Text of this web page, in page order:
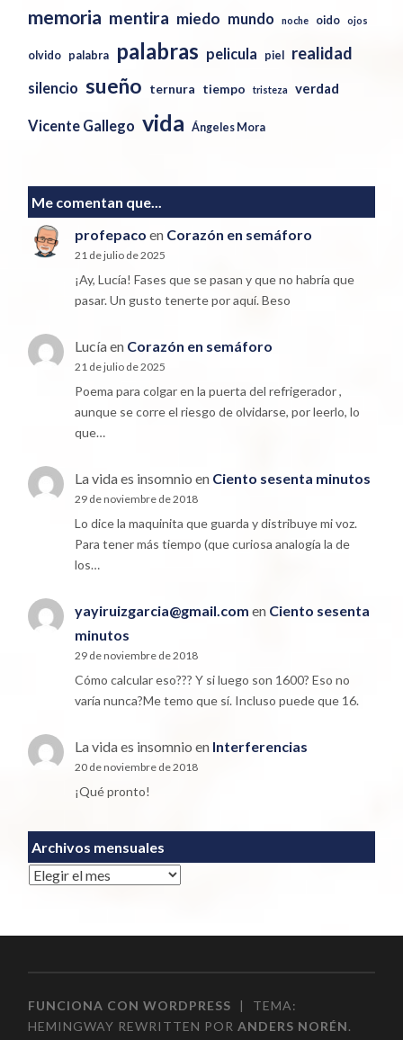
memoria mentira miedo mundo noche oido ojos
olvido palabra palabras pelicula piel realidad
silencio sueño ternura tiempo tristeza verdad
Vicente Gallego vida Ángeles Mora
Me comentan que...
profepaco en Corazón en semáforo
21 de julio de 2025
¡Ay, Lucía! Fases que se pasan y que no habría que
pasar. Un gusto tenerte por aquí. Beso
Lucíaen Corazón en semáforo
21 de julio de 2025
Poema para colgar en la puerta del refrigerador ,
aunque se corre el riesgo de olvidarse, por leerlo, lo
que…
La vida es insomnio en Ciento sesenta minutos
29 de noviembre de 2018
Lo dice la maquinita que guarda y distribuye mi voz.
Para tener más tiempo (que curiosa analogía la de
los…
yayiruizgarcia@gmail.com en Ciento sesenta
minutos
29 de noviembre de 2018
Cómo calcular eso??? Y si luego son 1600? Eso no
varía nunca?Me temo que sí. Incluso puede que 16.
La vida es insomnio en Interferencias
20 de noviembre de 2018
¡Qué pronto!
Archivos mensuales
Archivos
FUNCIONA CON WORDPRESS |
TEMA:
HEMINGWAY REWRITTEN PORANDERS NORÉN.